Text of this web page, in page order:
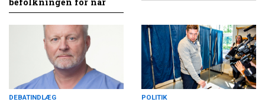
DEBATINDLÆG POLITIK